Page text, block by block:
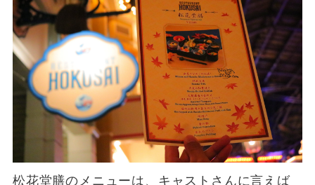
松花堂膳のメニューは、キャストさんに言えば